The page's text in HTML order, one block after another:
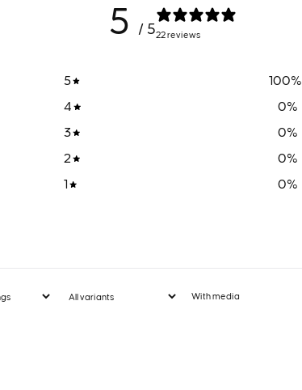
5 / 522 reviews
5 100%
4
0%
3
0%
2
0%
1
0%
With media